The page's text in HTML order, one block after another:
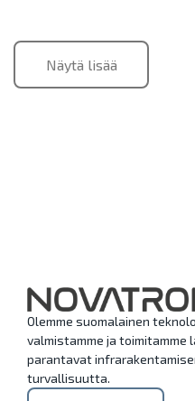
Näytä lisää
Olemme suomalainen
valmistamme ja
parantavat
turvallisuutta.